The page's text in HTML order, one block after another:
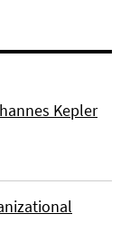
Kepler